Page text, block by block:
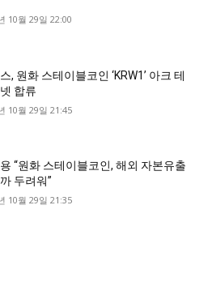
10월 29일 22:00
, 원화 스테이블코인 ‘KRW1’ 아크 테
합류
10월 29일 21:45
“원화 스테이블코인, 해외 자본유출
두려워”
10월 29일 21:35